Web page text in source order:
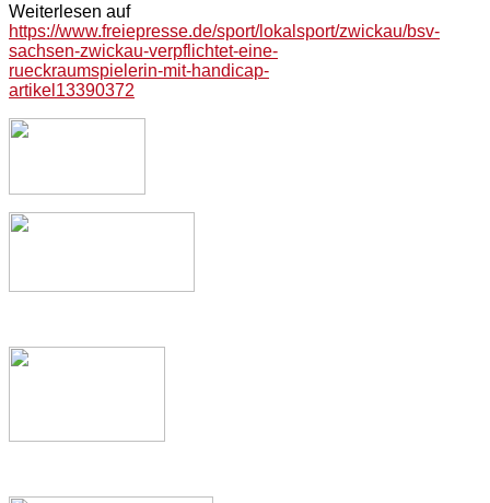
Weiterlesen auf
https://www.freiepresse.de/sport/lokalsport/zwickau/bsv-
sachsen-zwickau-verpflichtet-eine-
rueckraumspielerin-mit-handicap-
artikel13390372